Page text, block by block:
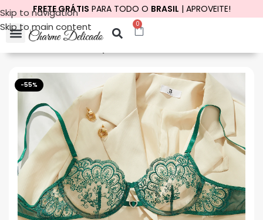
Skip to navigation
Skip to main content
FRETE GRÁTIS PARA TODO O BRASIL | APROVEITE!
0
-55%